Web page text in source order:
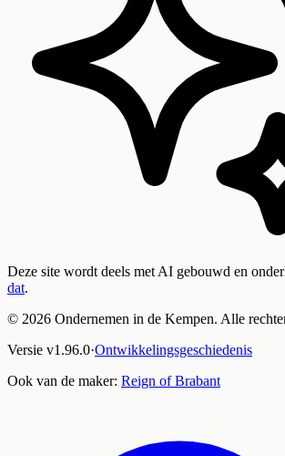
Deze site wordt deels met AI gebouwd en
dat.
© 2026 Ondernemen in de Kempen. Alle
Versie v1.96.0·Ontwikkelingsgeschiedenis
Ook van de maker: Reign of Brabant